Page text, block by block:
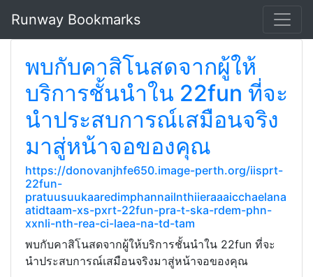
Runway Bookmarks
พบกับคาสิโนสดจากผู้ให้
บริการชั้นนำใน 22fun ที่จะ
นำประสบการณ์เสมือนจริง
มาสู่หน้าจอของคุณ
https://donovanjhfe650.image-perth.org/iisprt-
22fun-
pratuusuukaaredimphannailnthiieraaaicchaelana
atidtaam-xs-pxrt-22fun-pra-t-ska-rdem-phn-
xxnli-nth-rea-ci-laea-na-td-tam
พบกับคาสิโนสดจากผู้ให้บริการชั้นนำใน 22fun ที่จะ
นำประสบการณ์เสมือนจริงมาสู่หน้าจอของคุณ